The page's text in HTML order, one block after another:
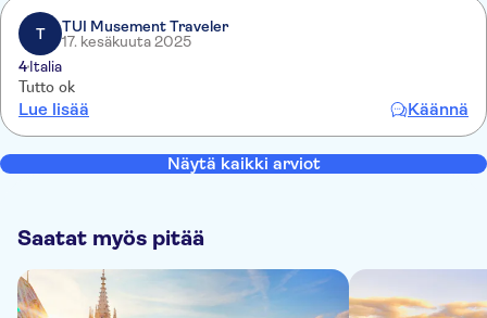
T
TUI Musement Traveler
17. kesäkuuta 2025
4Italia
Tutto ok
Lue lisää Käännä
Näytä kaikki arviot
Saatat myös pitää